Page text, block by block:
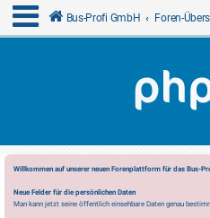
Bus-Profi GmbH Foren-
Willkommen auf unserer neuen Forenplattform für das Bus-
Neue Felder für die persönlichen Daten
Man kann jetzt seine öffentlich einsehbare Daten genau